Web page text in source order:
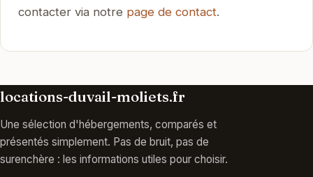
contacter via notre page de contact.
locations-duvail-moliets.fr
Une sélection d'hébergements, comparés et
présentés simplement. Pas de bruit, pas de
surenchère : les informations utiles pour choisir.